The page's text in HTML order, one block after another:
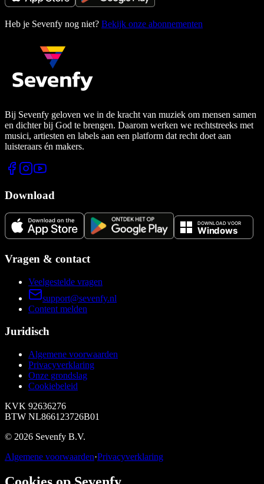
Heb je Sevenfy nog niet? Bekijk onze abonnementen
Bij Sevenfy geloven we in de kracht van muziek om mensen samen
en dichter bij God te brengen. Daarom werken we rechtstreeks met
musici, artiesten en labels aan een platform dat recht doet aan
luisteraars én makers.
Download
Vragen & contact
Veelgestelde vragen
support@sevenfy.nl
Content melden
Juridisch
Algemene voorwaarden
Privacyverklaring
Onze grondslag
Cookiebeleid
KVK 92636276
BTW NL866123726B01
© 2026 Sevenfy B.V.
Algemene voorwaarden·Privacyverklaring